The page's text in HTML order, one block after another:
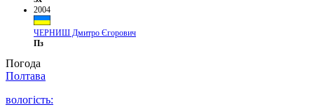
2004
ЧЕРНИШ Дмитро Єгорович
Пз
Погода
Полтава
вологість: